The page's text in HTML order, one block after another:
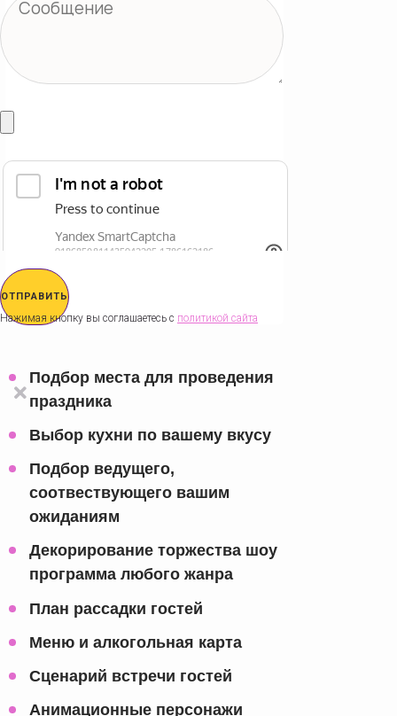
ОТПРАВИТЬ
Нажимая кнопку вы соглашаетесь с политикой сайта
Подбор места для проведения
праздника
Выбор кухни по вашему вкусу
Подбор ведущего,
соотвествующего вашим
ожиданиям
Декорирование торжества шоу
программа любого жанра
План рассадки гостей
Меню и алкогольная карта
Сценарий встречи гостей
Анимационные персонажи